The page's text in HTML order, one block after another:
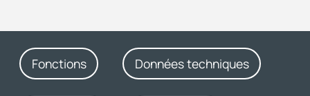
Fonctions Données techniques